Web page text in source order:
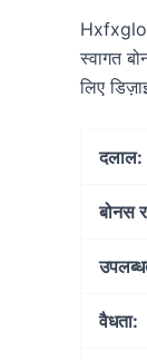
स्वागत
लिए
दलाल:
बोनस
वैधता: